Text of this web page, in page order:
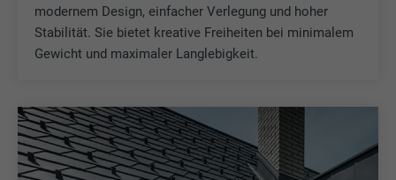
modernem Design, einfacher Verlegung und hoher
Stabilität. Sie bietet kreative Freiheiten bei minimalem
Gewicht und maximaler Langlebigkeit.